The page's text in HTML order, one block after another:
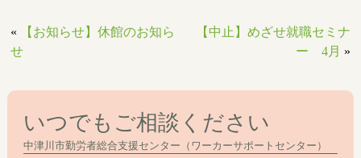
«
【お知らせ】休館のお知ら
せ
【中止】めざせ就職セミナ
ー 4月 »
いつでもご相談ください
中津川市勤労者総合支援センター（ワーカーサポートセンター）